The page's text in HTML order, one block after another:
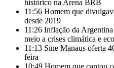
histórico na Arena BRB
11:56 Homem que
desde 2019
11:26 Inflação da
meio a crises climática e
11:13 Sine Manaus oferta
feira
10:49 Homem que cantou